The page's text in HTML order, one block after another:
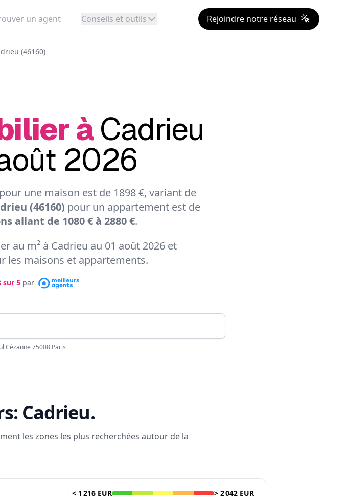
un agent Conseils et outils Rejoindre notre réseau
(46160)
àCadrieu
2026
pour une maison est de 1898 €, variant de
(46160) pour un appartement est de
allant de 1080 € à 2880 €.
au m² à Cadrieu au 01 août 2026 et
les maisons et appartements.
sur 5 par
Cézanne 75008 Paris
Cadrieu.
les zones les plus recherchées autour de la
< 1 216 EUR > 2 042 EUR